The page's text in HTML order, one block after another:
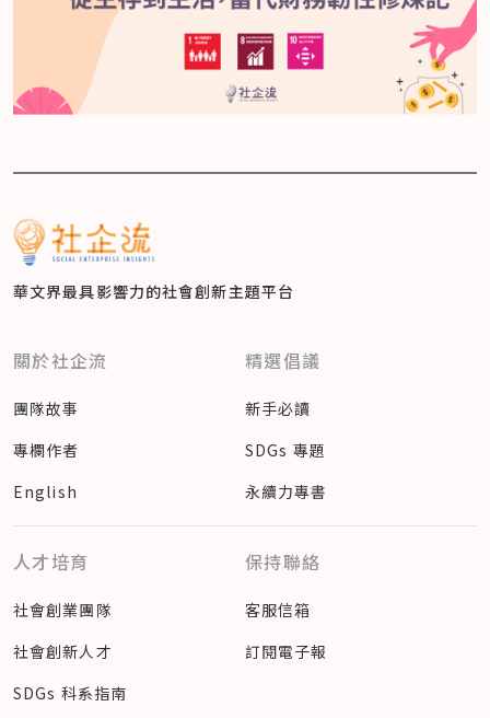
華文界最具影響力的社會創新主題平台
關於社企流
團隊故事
專欄作者
English
精選倡議
新手必讀
SDGs 專題
永續力專書
人才培育
社會創業團隊
社會創新人才
SDGs 科系指南
保持聯絡
客服信箱
訂閱電子報